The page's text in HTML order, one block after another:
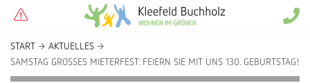
START
AKTUELLES
SAMSTAG GROSSES MIETERFEST: FEIERN SIE MIT UNS 130. GEBURTSTAG!